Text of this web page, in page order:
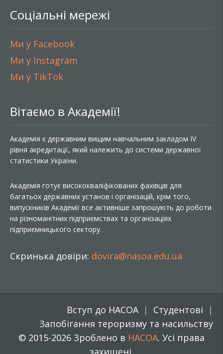
Соціальні мережі
Ми у Facebook
Ми у Instagram
Ми у TikTok
Вітаємо в Академії!
Академія є державним вищим навчальним закладом IV
рівня акредитації, який належить до системи державної
статистики України.
Академія готує висококваліфікованих фахівців для
багатьох державних установ і організацій, крім того,
випускників Академії все активніше запрошують до роботи
на різноманітних підприємствах та організаціях
підприємницького сектору.
Скринька довіри: dovira@nasoa.edu.ua
Вступ до НАСОА
Студентові
Запобігання тероризму та насильству
© 2015-2026 Зроблено в НАСОА. Усі права
захищені.